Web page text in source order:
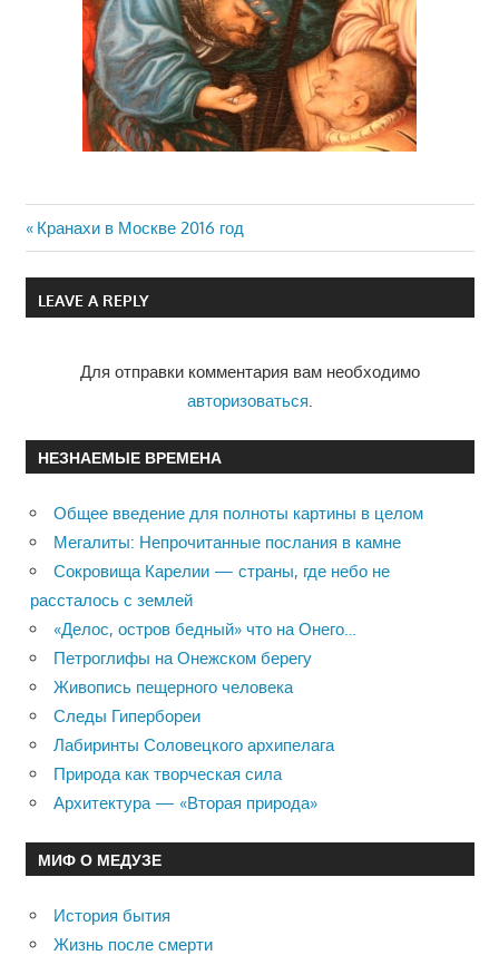
Навигация
по
Previous
Post:
Кранахи в Москве 2016 год
LEAVE A REPLY
Для отправки комментария вам необходимо
авторизоваться
НЕЗНАЕМЫЕ ВРЕМЕНА
Общее введение для полноты картины в целом
Мегалиты: Непрочитанные послания в камне
Сокровища Карелии — страны, где небо не
рассталось с землей
«Делос, остров бедный» что на Онего…
Петроглифы на Онежском берегу
Живопись пещерного человека
Следы Гипербореи
Лабиринты Соловецкого архипелага
Природа как творческая сила
Архитектура — «Вторая природа»
МИФ О МЕДУЗЕ
История бытия
Жизнь после смерти